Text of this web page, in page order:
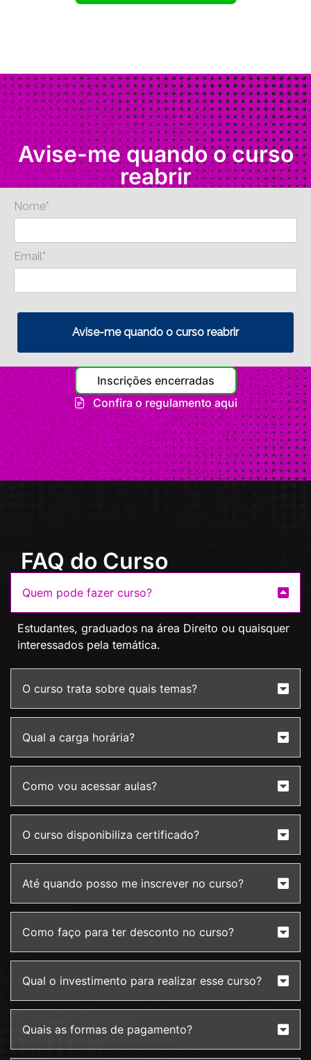
Avise-me quando o curso
reabrir
Nome*
Email*
Avise-me quando o curso reabrir
Inscrições encerradas
Confira o regulamento aqui
FAQ do Curso
Quem pode fazer curso?
Estudantes, graduados na área Direito ou quaisquer
interessados pela temática.
O curso trata sobre quais temas?
Qual a carga horária?
Como vou acessar aulas?
O curso disponibiliza certificado?
Até quando posso me inscrever no curso?
Como faço para ter desconto no curso?
Qual o investimento para realizar esse curso?
Quais as formas de pagamento?